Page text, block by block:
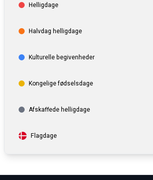
Helligdage
Halvdag helligdage
Kulturelle begivenheder
Kongelige fødselsdage
Afskaffede helligdage
Flagdage